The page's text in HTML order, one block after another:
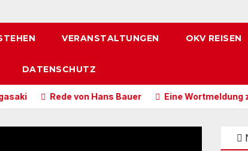
VERANSTALTUNGEN OKV REISEN
DATENSCHUTZ
Rede von Hans Bauer Eine Wortmeldung zum